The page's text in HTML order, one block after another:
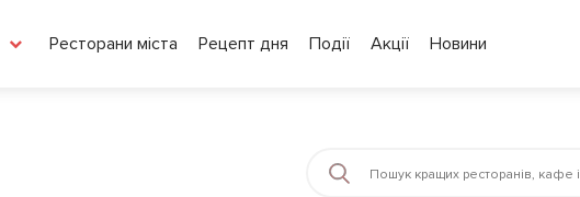
Ресторани міста Рецепт дня Події Акції Новини